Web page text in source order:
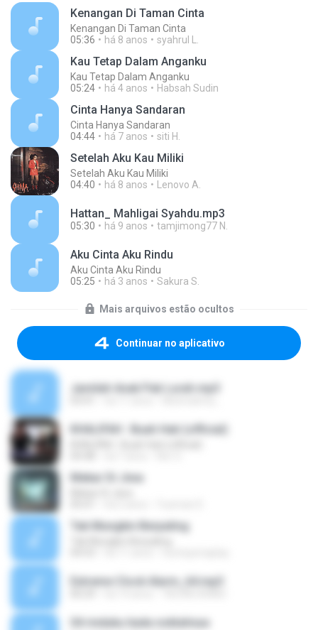
Kenangan Di Taman Cinta
Kenangan Di Taman Cinta
05:36
há 8 anos syahrul L.
Kau Tetap Dalam Anganku
Kau Tetap Dalam Anganku
05:24
há 4 anos Habsah Sudin
Cinta Hanya Sandaran
Cinta Hanya Sandaran
04:44
há 7 anos siti H.
Setelah Aku Kau Miliki
Setelah Aku Kau Miliki
04:40
há 8 anos Lenovo A.
Hattan_ Mahligai Syahdu.mp3
05:30 há 9 anos tamjimong77 N.
Aku Cinta Aku Rindu
Aku Cinta Aku Rindu
05:25
há 3 anos Sakura S.
Mais arquivos estão ocultos
Continuar no aplicativo
Jamilah Anak Pak Lurah.mp3
KHALIFAH : Buah Hati (official)
Mekar Di Jiwa
Tak Mungkin Berpaling
Extreme Clock Alarm_64.mp3
04 rinduku tiada noktahnya